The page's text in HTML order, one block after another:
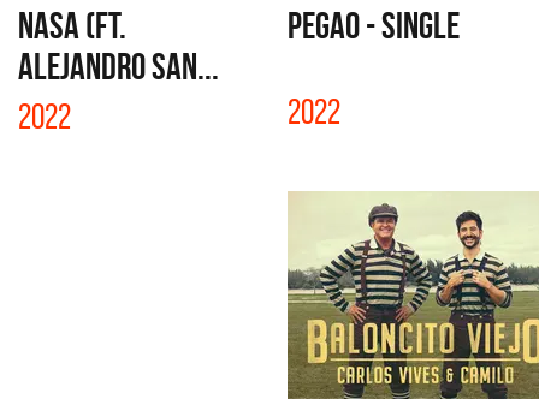
NASA (FT.
ALEJANDRO SAN...
2022
PEGAO - SINGLE
2022